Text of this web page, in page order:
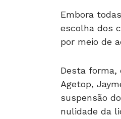
Embora
escolha dos
por meio de
Desta forma,
Agetop,
suspensão
nulidade da